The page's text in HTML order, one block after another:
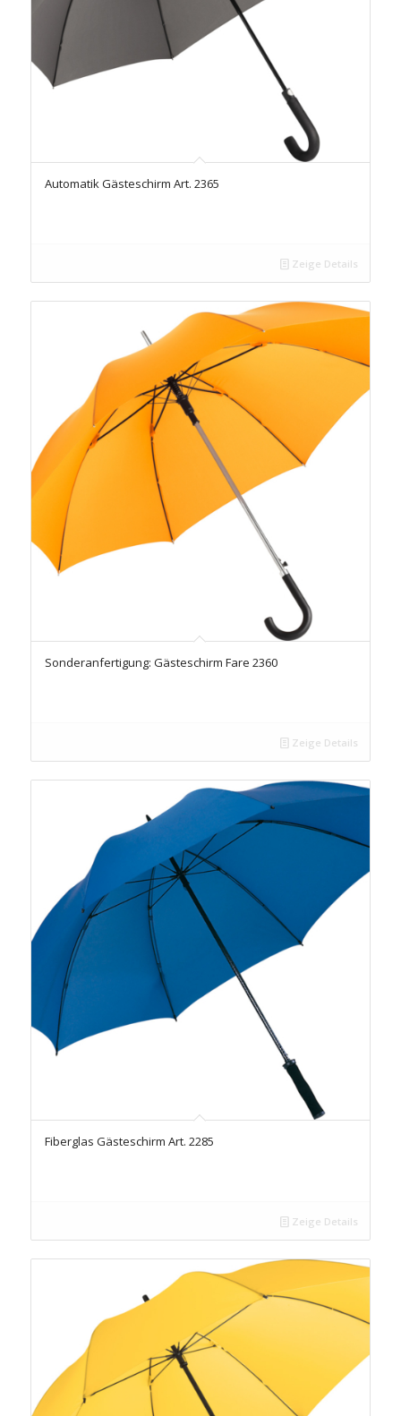
Automatik Gästeschirm Art. 2365
Zeige Details
Sonderanfertigung: Gästeschirm Fare 2360
Zeige Details
Fiberglas Gästeschirm Art. 2285
Zeige Details